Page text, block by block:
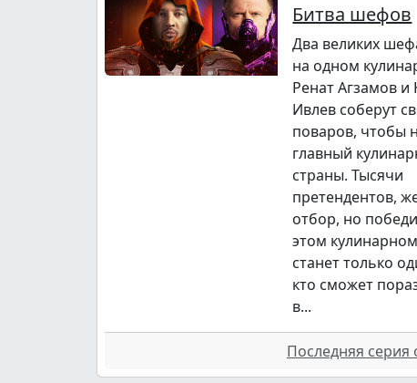
Битва шефов
Два великих
на одном
Ренат Агзамов и
Ивлев соберут
поваров, чтобы
главный
страны. Тысячи
претендентов,
отбор, но
этом
станет только
кто сможет
в...
Последняя серия